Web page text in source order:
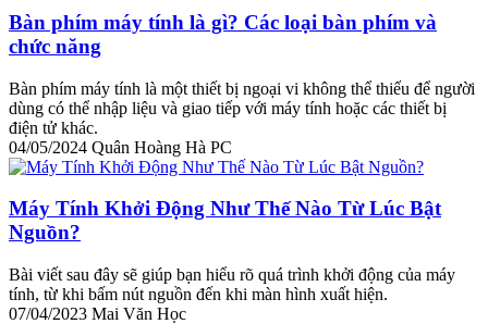
Bàn phím máy tính là gì? Các loại bàn phím và
chức năng
Bàn phím máy tính là một thiết bị ngoại vi không thể thiếu để người
dùng có thể nhập liệu và giao tiếp với máy tính hoặc các thiết bị
điện tử khác.
04/05/2024 Quân Hoàng Hà PC
Máy Tính Khởi Động Như Thế Nào Từ Lúc Bật
Nguồn?
Bài viết sau đây sẽ giúp bạn hiểu rõ quá trình khởi động của máy
tính, từ khi bấm nút nguồn đến khi màn hình xuất hiện.
07/04/2023 Mai Văn Học